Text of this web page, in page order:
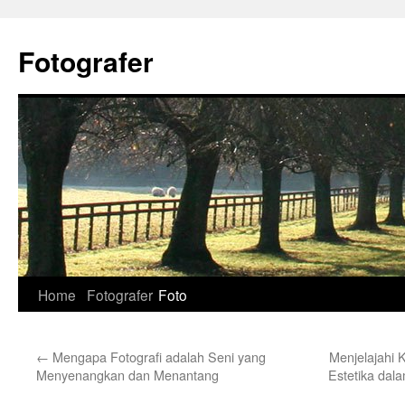
content
Fotografer
Home Fotografer Foto
← Mengapa Fotografi adalah Seni yang
Menyenangkan dan Menantang
Menjelajahi
Estetika